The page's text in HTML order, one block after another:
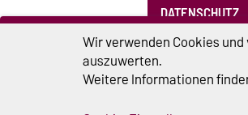
DATENSCHUTZ
Wir verwenden Cookies
auszuwerten.
Weitere Informationen